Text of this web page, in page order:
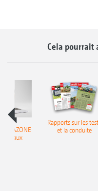
Cela pourrait
AMAZONE
réseaux
Rapports sur les
et la conduite